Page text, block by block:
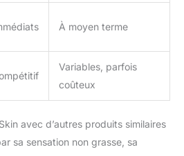
À moyen terme
Variables, parfois
coûteux
avec d’autres produits similaires
sa sensation non grasse, sa